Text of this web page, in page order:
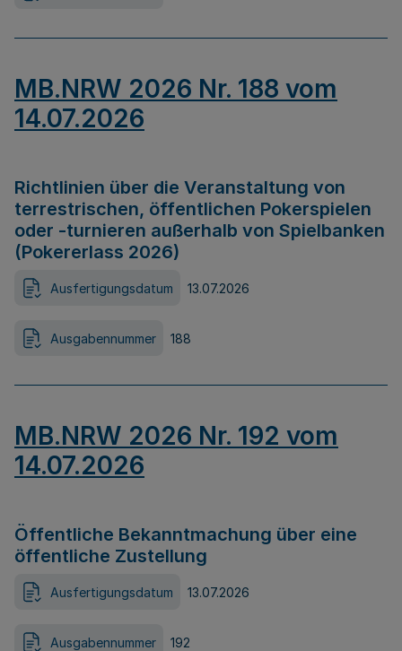
MB.NRW 2026 Nr. 188 vom
14.07.2026
Richtlinien über die Veranstaltung von
terrestrischen, öffentlichen Pokerspielen
oder -turnieren außerhalb von Spielbanken
(Pokererlass 2026)
Ausfertigungsdatum 13.07.2026
Ausgabennummer 188
MB.NRW 2026 Nr. 192 vom
14.07.2026
Öffentliche Bekanntmachung über eine
öffentliche Zustellung
Ausfertigungsdatum 13.07.2026
Ausgabennummer 192